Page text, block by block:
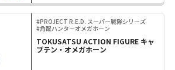
#PROJECT R.E.D. スーパー戦隊シリーズ
#角醒ハンターオメガホーン
TOKUSATSU ACTION FIGURE キャ
プテン・オメガホーン